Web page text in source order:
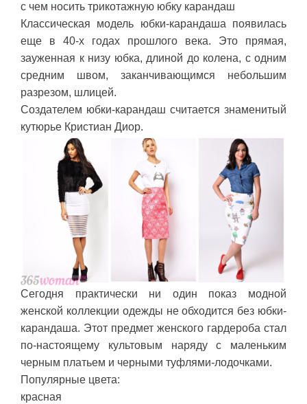
с чем носить трикотажную юбку карандаш
Классическая модель юбки-карандаша появилась
еще в 40-х годах прошлого века. Это прямая,
зауженная к низу юбка, длиной до колена, с одним
средним швом, заканчивающимся небольшим
разрезом, шлицей.
Создателем юбки-карандаш считается знаменитый
кутюрье Кристиан Диор.
Сегодня практически ни один показ модной
женской коллекции одежды не обходится без юбки-
карандаша. Этот предмет женского гардероба стал
по-настоящему культовым наряду с маленьким
черным платьем и черными туфлями-лодочками.
Популярные цвета:
красная